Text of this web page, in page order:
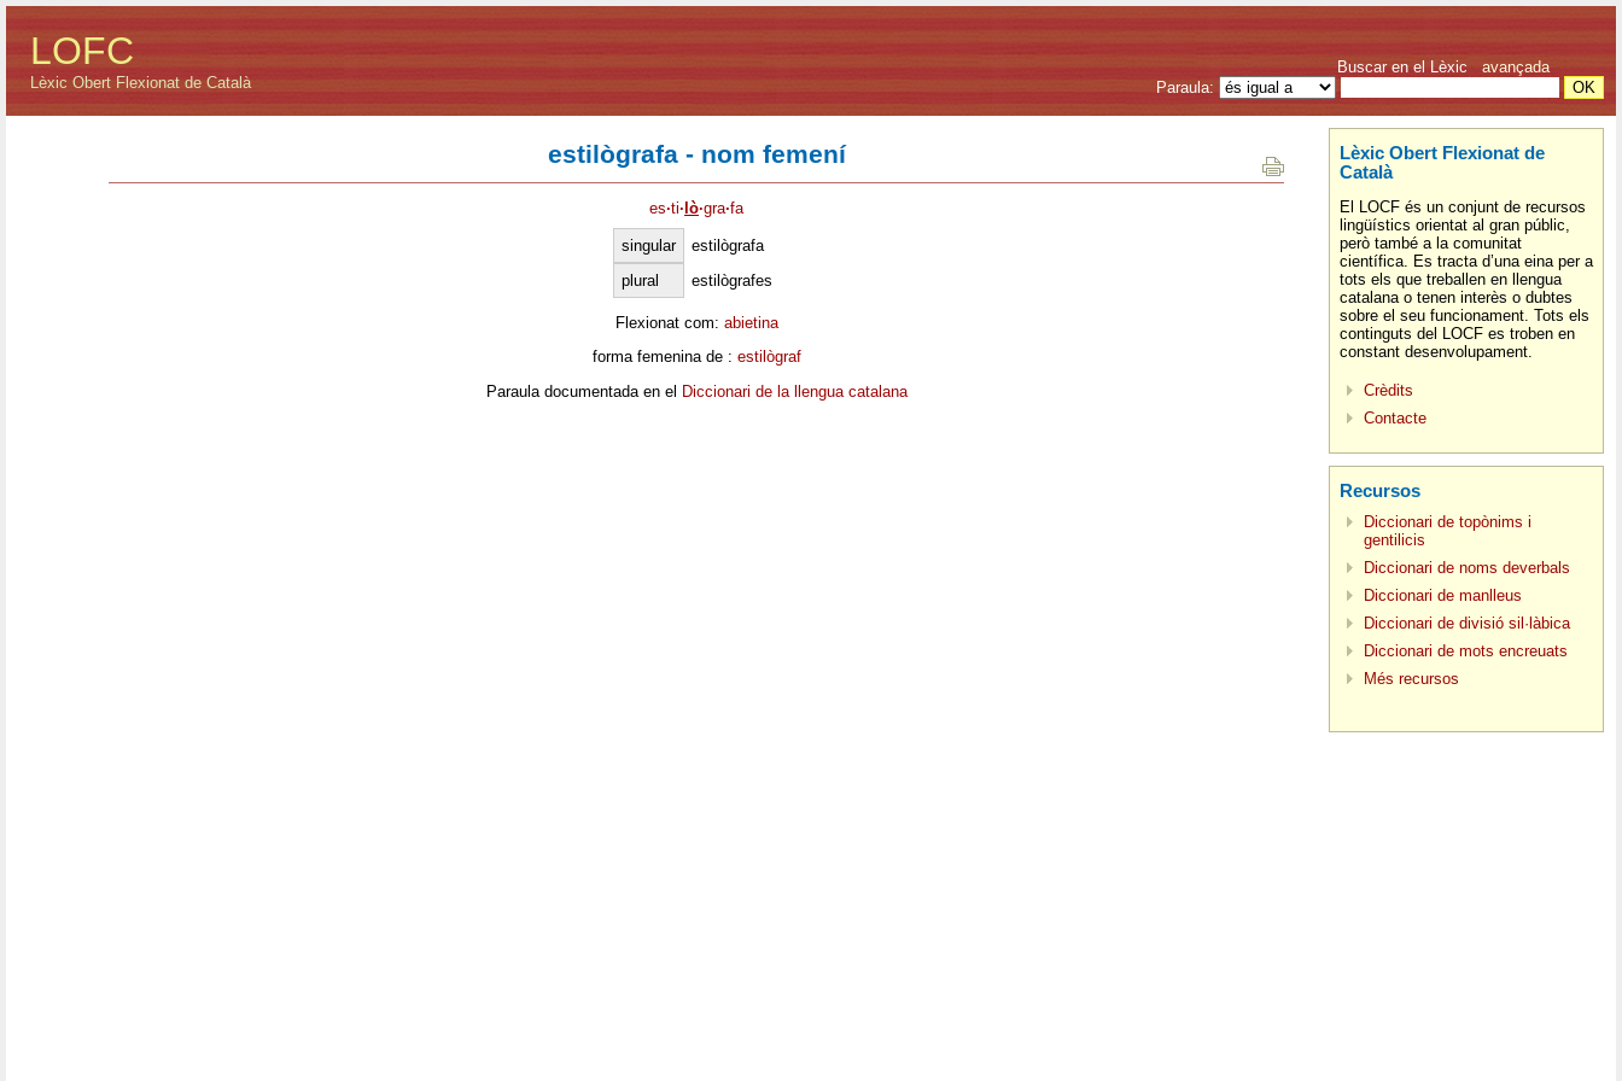
LOFC
Lèxic Obert Flexionat de Català
Buscar en el Lèxic avançada
Paraula:
estilògrafa - nom femení
es·ti· lò·gra·fa
singular
estilògrafa
plural
estilògrafes
Flexionat com: abietina
forma femenina de : estilògraf
Paraula documentada en el Diccionari de la llengua catalana
Lèxic Obert Flexionat de
Català
El LOCF és un conjunt de recursos
lingüístics orientat al gran públic,
però també a la comunitat
científica. Es tracta d’una eina per a
tots els que treballen en llengua
catalana o tenen interès o dubtes
sobre el seu funcionament. Tots els
continguts del LOCF es troben en
constant desenvolupament.
Crèdits
Contacte
Recursos
Diccionari de topònims i
gentilicis
Diccionari de noms deverbals
Diccionari de manlleus
Diccionari de divisió sil·làbica
Diccionari de mots encreuats
Més recursos